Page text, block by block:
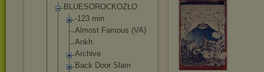
BLUESOROCKOZŁO
-123 min
Almost Famous (VA)
Ankh
Archive
Back Door Slam